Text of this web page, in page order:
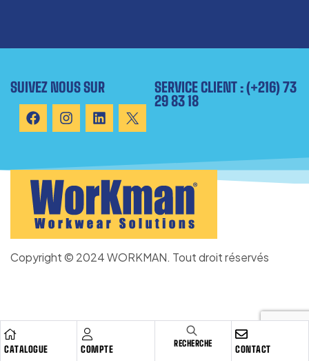
CATALOGUE COMPTE
RECHERCHE
CONTACT
SUIVEZ NOUS SUR
SERVICE CLIENT : (+216) 73
29 83 18
Copyright © 2024 WORKMAN. Tout droit réservés